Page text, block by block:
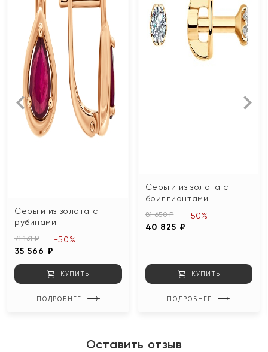
Серьги из золота с
рубинами
71 131 ₽
35 566 ₽
-50%
КУПИТЬ
ПОДРОБНЕЕ
Серьги из золота с
бриллиантами
81 650 ₽
40 825 ₽
-50%
КУПИТЬ
ПОДРОБНЕЕ
Оставить отзыв